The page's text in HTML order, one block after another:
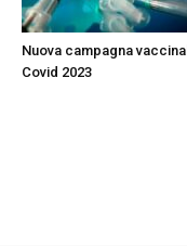
Nuova campagna
Covid 2023